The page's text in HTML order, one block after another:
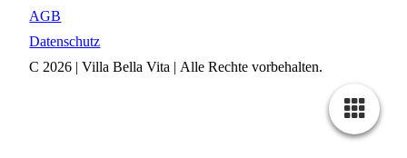
AGB
Datenschutz
C 2026 | Villa Bella Vita | Alle Rechte vorbehalten.